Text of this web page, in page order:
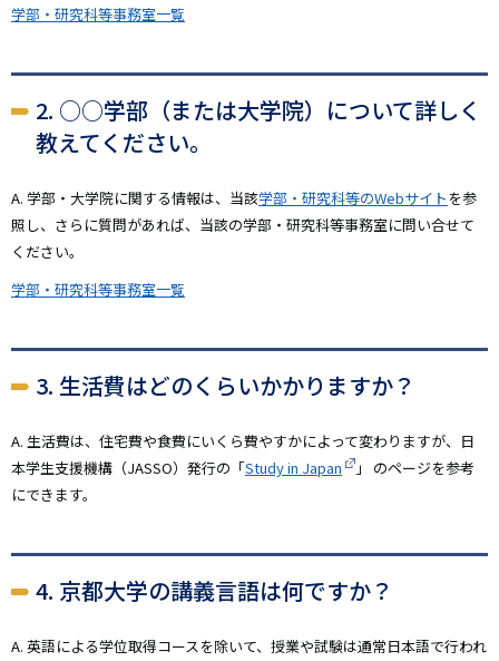
学部・研究科等事務室一覧
2. ○○学部（または大学院）について詳しく
教えてください。
A. 学部・大学院に関する情報は、当該学部・研究科等のWebサイトを参
照し、さらに質問があれば、当該の学部・研究科等事務室に問い合せて
ください。
学部・研究科等事務室一覧
3. 生活費はどのくらいかかりますか？
A. 生活費は、住宅費や食費にいくら費やすかによって変わりますが、日
本学生支援機構（JASSO）発行の「Study in Japan
」 のページを参考
にできます。
4. 京都大学の講義言語は何ですか？
A. 英語による学位取得コースを除いて、授業や試験は通常日本語で行われ